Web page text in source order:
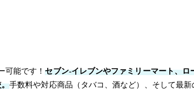
可能です！セブン-イレブンやファミリーマート、
。手数料や対応商品（タバコ、酒など）、そして最